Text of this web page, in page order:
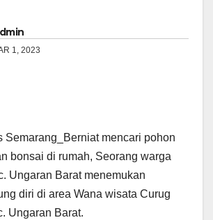
1, 2023
Semarang_Berniat mencari pohon
bonsai di rumah, Seorang warga
Ungaran Barat menemukan
diri di area Wana wisata Curug
Ungaran Barat.